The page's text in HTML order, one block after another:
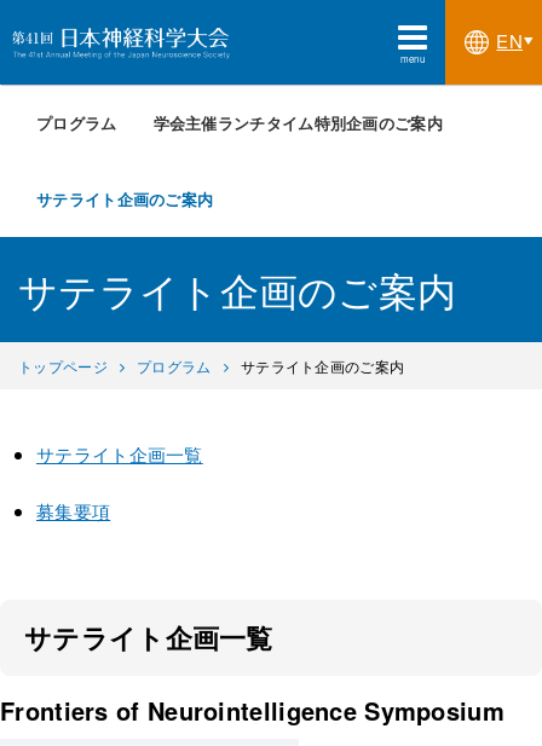
menu
EN
プログラム 学会主催ランチタイム特別企画のご案内
サテライト企画のご案内
サテライト企画のご案内
トップページ プログラム サテライト企画のご案内
サテライト企画一覧
募集要項
サテライト企画一覧
Frontiers of Neurointelligence Symposium